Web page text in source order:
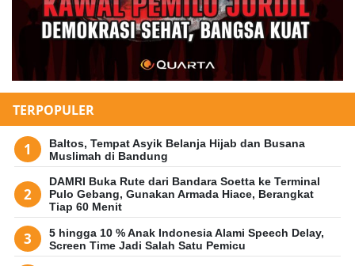
TERPOPULER
Baltos, Tempat Asyik Belanja Hijab dan Busana
Muslimah di Bandung
DAMRI Buka Rute dari Bandara Soetta ke Terminal
Pulo Gebang, Gunakan Armada Hiace, Berangkat
Tiap 60 Menit
5 hingga 10 % Anak Indonesia Alami Speech Delay,
Screen Time Jadi Salah Satu Pemicu